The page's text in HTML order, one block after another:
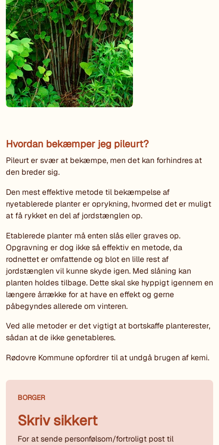
Hvordan bekæmper jeg pileurt?
Pileurt er svær at bekæmpe, men det kan forhindres at
den breder sig.
Den mest effektive metode til bekæmpelse af
nyetablerede planter er oprykning, hvormed det er muligt
at få rykket en del af jordstænglen op.
Etablerede planter må enten slås eller graves op.
Opgravning er dog ikke så effektiv en metode, da
rodnettet er omfattende og blot en lille rest af
jordstænglen vil kunne skyde igen. Med slåning kan
planten holdes tilbage. Dette skal ske hyppigt igennem en
længere årrække for at have en effekt og gerne
påbegyndes allerede om vinteren.
Ved alle metoder er det vigtigt at bortskaffe planterester,
sådan at de ikke genetableres.
Rødovre Kommune opfordrer til at undgå brugen af kemi.
BORGER
Skriv sikkert
For at sende personfølsom/fortroligt post til